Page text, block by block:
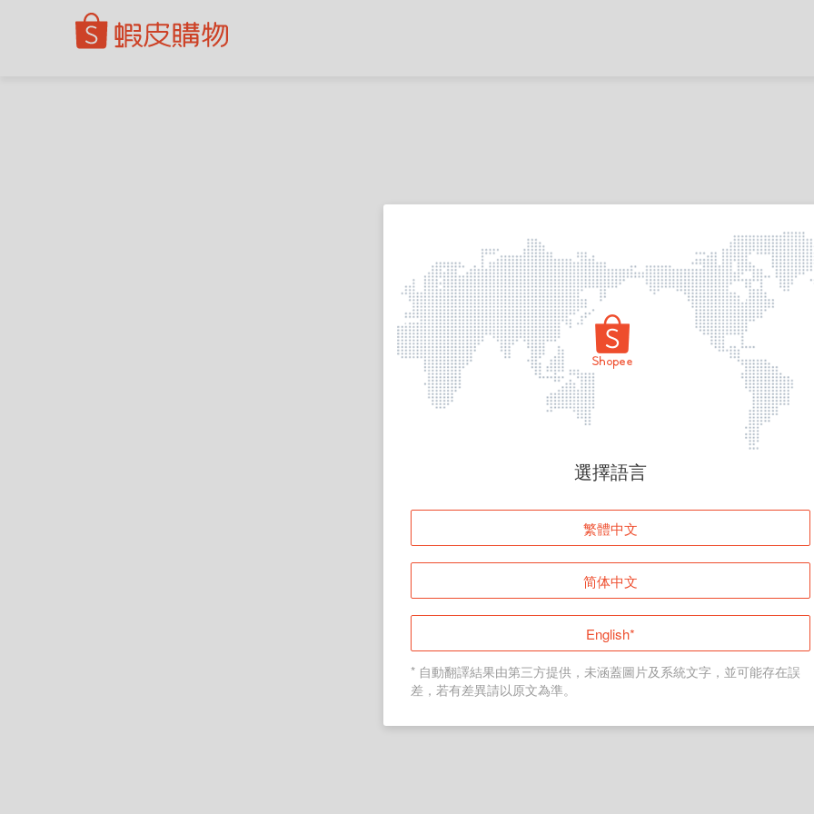
頁面無法顯示
登入
返回首頁
選擇語言
繁體中文
简体中文
English*
* 自動翻譯結果由第三方提供，未涵蓋圖片及系統文字，並可能存在誤
差，若有差異請以原文為準。